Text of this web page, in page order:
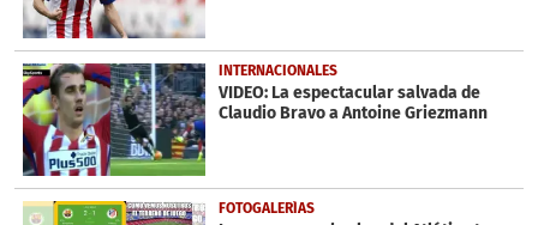
INTERNACIONALES
VIDEO: La espectacular salvada de
Claudio Bravo a Antoine Griezmann
FOTOGALERÍAS